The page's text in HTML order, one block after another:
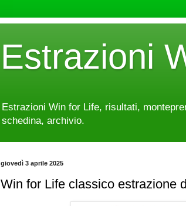
Estrazioni
Estrazioni Win for Life, risultati,
schedina, archivio.
giovedì 3 aprile 2025
Win for Life classico estrazione